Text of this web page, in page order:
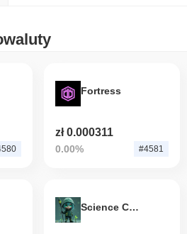
Fortress
zł 0.000311
0.00% #4581
Science Cult Mascot